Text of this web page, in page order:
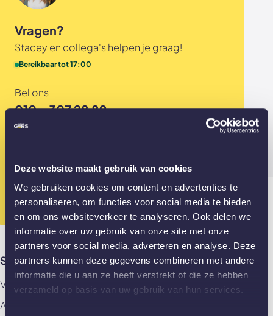
Deze website maakt gebruik van cookies
We gebruiken cookies om content en advertenties te
personaliseren, om functies voor social media te bieden
en om ons websiteverkeer te analyseren. Ook delen we
informatie over uw gebruik van onze site met onze
partners voor social media, adverteren en analyse. Deze
partners kunnen deze gegevens combineren met andere
informatie die u aan ze heeft verstrekt of die ze hebben
verzameld op basis van uw gebruik van hun services.
Vragen?
Stacey en collega's helpen je graag!
Bereikbaar tot 17:00
Bel ons
010 - 307 28 89
Gesloten? App ons dan alvast je vraag!
010 - 307 28 89
Showrooms
Vlaardingen
Amsterdam